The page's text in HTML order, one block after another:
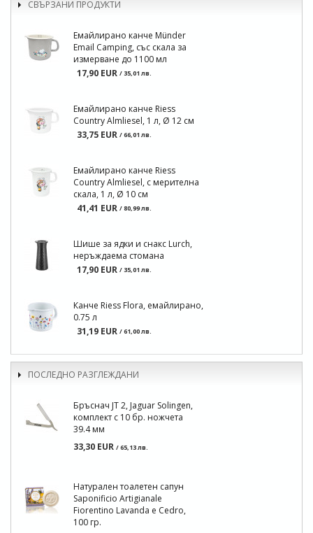
СВЪРЗАНИ ПРОДУКТИ
Емайлирано канче Münder
Email Camping, със скала за
измерване до 1100 мл
17,90 EUR / 35,01 лв.
Емайлирано канче Riess
Country Almliesel, 1 л, Ø 12 см
33,75 EUR / 66,01 лв.
Емайлирано канче Riess
Country Almliesel, с мерителна
скала, 1 л, Ø 10 см
41,41 EUR / 80,99 лв.
Шише за ядки и снакс Lurch,
неръждаема стомана
17,90 EUR / 35,01 лв.
Канче Riess Flora, емайлирано,
0.75 л
31,19 EUR / 61,00 лв.
ПОСЛЕДНО РАЗГЛЕЖДАНИ
Бръснач JT 2, Jaguar Solingen,
комплект с 10 бр. ножчета
39.4 мм
33,30 EUR / 65,13 лв.
Натурален тоалетен сапун
Saponificio Artigianale
Fiorentino Lavanda e Cedro,
100 гр.